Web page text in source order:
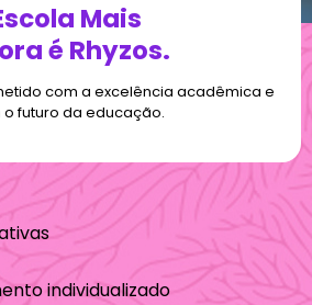
individualizado
Mais
é Rhyzos.
com a excelência acadêmica e
futuro da educação.